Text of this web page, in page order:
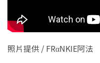
照片提供 / FRαNKIE阿法